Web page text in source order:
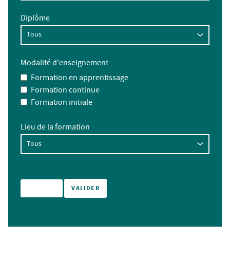
Diplôme
Modalité d'enseignement
Formation en apprentissage
Formation continue
Formation initiale
Lieu de la formation